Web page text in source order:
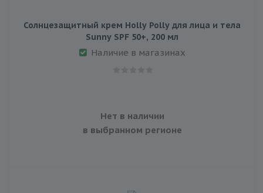
Солнцезащитный крем Holly Polly для лица и тела
Sunny SPF 50+, 200 мл
Наличие в магазинах
Нет в наличии
в выбранном регионе